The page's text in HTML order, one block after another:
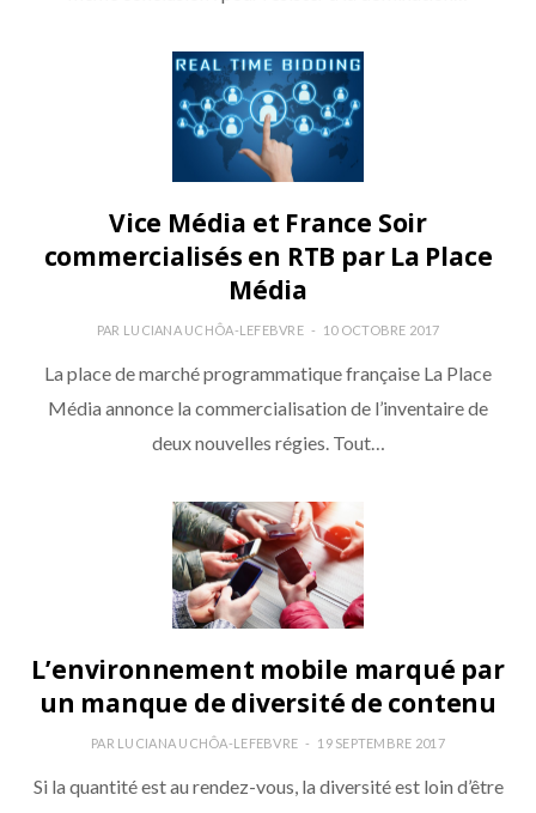
Vice Média et France Soir
commercialisés en RTB par La Place
Média
PAR LUCIANA UCHÔA-LEFEBVRE 10 OCTOBRE 2017
La place de marché programmatique française La Place
Média annonce la commercialisation de l’inventaire de
deux nouvelles régies. Tout…
L’environnement mobile marqué par
un manque de diversité de contenu
PAR LUCIANA UCHÔA-LEFEBVRE 19 SEPTEMBRE 2017
Si la quantité est au rendez-vous, la diversité est loin d’être